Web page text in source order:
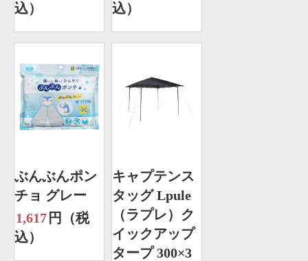
込）
込）
ぶんぶんポン
チョ グレー
1,617 円（税
込）
キャプテンス
タッグ Lpule
（ラプレ）ク
イックアップ
タープ 300×3